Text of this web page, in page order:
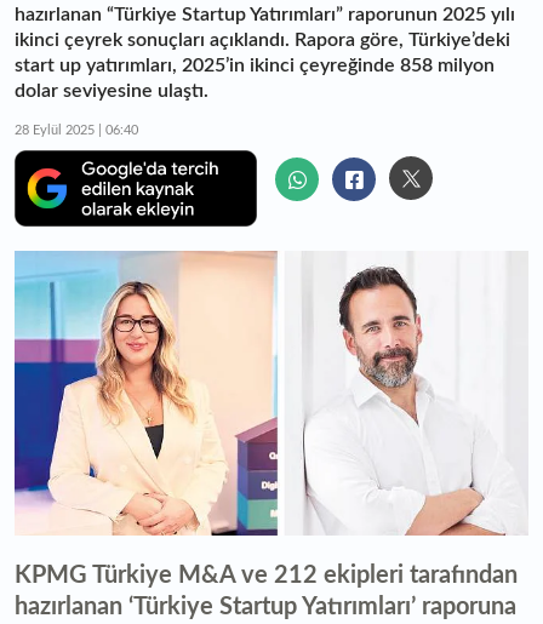
hazırlanan “Türkiye Startup Yatırımları” raporunun 2025 yılı
ikinci çeyrek sonuçları açıklandı. Rapora göre, Türkiye’deki
start up yatırımları, 2025’in ikinci çeyreğinde 858 milyon
dolar seviyesine ulaştı.
28 Eylül 2025 | 06:40
KPMG Türkiye M&A ve 212 ekipleri tarafından
hazırlanan ‘Türkiye Startup Yatırımları’ raporuna